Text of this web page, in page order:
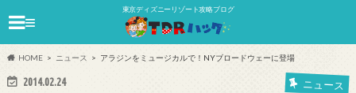
東京ディズニーリゾート攻略ブログ
≡
HOME ニュース アラジンをミュージカルで！NYブロードウェーに登場
2014.02.24 ニュース